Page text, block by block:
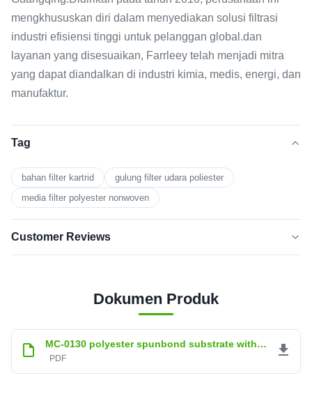
mengkhususkan diri dalam menyediakan solusi filtrasi
industri efisiensi tinggi untuk pelanggan global.dan
layanan yang disesuaikan, Farrleey telah menjadi mitra
yang dapat diandalkan di industri kimia, medis, energi, dan
manufaktur.
Tag
bahan filter kartrid
gulung filter udara poliester
media filter polyester nonwoven
Customer Reviews
5
BINTANG
100%
Bintang
3
0
Dokumen Produk
MC-0130 polyester spunbond substrate with PTFE membrane lamination.pdf
PDF